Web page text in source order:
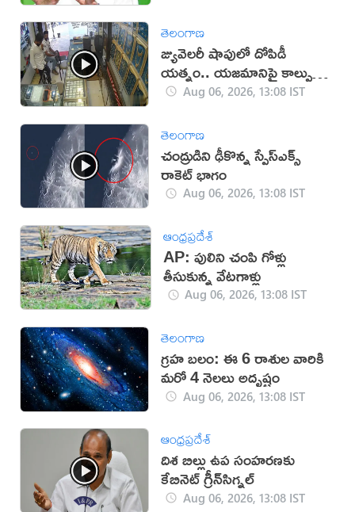
తెలంగాణ
జ్యువెలరీ షాపులో దోపిడీ
యత్నం.. యజమానిపై కాల్పులు
(వీడియో)
Aug 06, 2026, 13:08 IST
తెలంగాణ
చంద్రుడిని ఢీకొన్న స్పేస్‌ఎక్స్
రాకెట్ భాగం
Aug 06, 2026, 13:08 IST
ఆంధ్రప్రదేశ్
AP: పులిని చంపి గోళ్లు
తీసుకున్న వేటగాళ్లు
Aug 06, 2026, 13:08 IST
తెలంగాణ
గ్రహ బలం: ఈ 6 రాశుల వారికి
మరో 4 నెలలు అదృష్టం
Aug 06, 2026, 13:08 IST
ఆంధ్రప్రదేశ్
దిశ బిల్లు ఉప సంహ‌ర‌ణ‌కు
కేబినెట్ గ్రీన్‌సిగ్న‌ల్‌
Aug 06, 2026, 13:08 IST